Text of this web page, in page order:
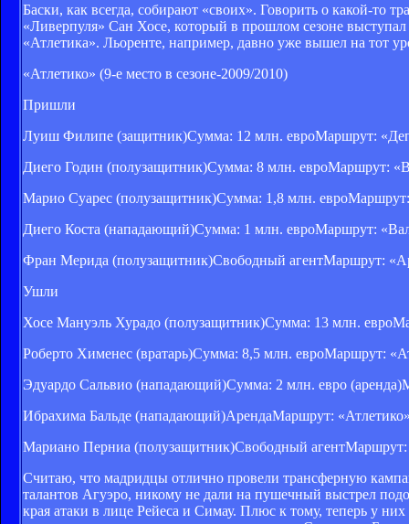
Баски, как всегда, собирают «своих». Говорить о какой-то
«Ливерпуля» Сан Хосе, который в прошлом сезоне
«Атлетика». Льоренте, например, давно уже вышел на тот
«Атлетико» (9-е место в сезоне-2009/2010)
Пришли
Луиш Филипе (защитник)Сумма: 12 млн. евроМаршрут:
Диего Годин (полузащитник)Сумма: 8 млн. евроМаршрут:
Марио Суарес (полузащитник)Сумма: 1,8 млн.
Диего Коста (нападающий)Сумма: 1 млн. евроМаршрут:
Фран Мерида (полузащитник)Свободный агентМаршрут:
Ушли
Хосе Мануэль Хурадо (полузащитник)Сумма: 13 млн.
Роберто Хименес (вратарь)Сумма: 8,5 млн. евроМаршрут:
Эдуардо Сальвио (нападающий)Сумма: 2 млн. евро
Ибрахима Бальде (нападающий)АрендаМаршрут:
Мариано Перниа (полузащитник)Свободный агентМаршрут:
Считаю, что мадридцы отлично провели трансферную
талантов Агуэро, никому не дали на пушечный выстрел
края атаки в лице Рейеса и Симау. Плюс к тому, теперь у